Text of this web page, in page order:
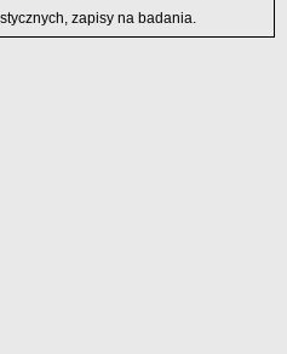
zapisy na badania.